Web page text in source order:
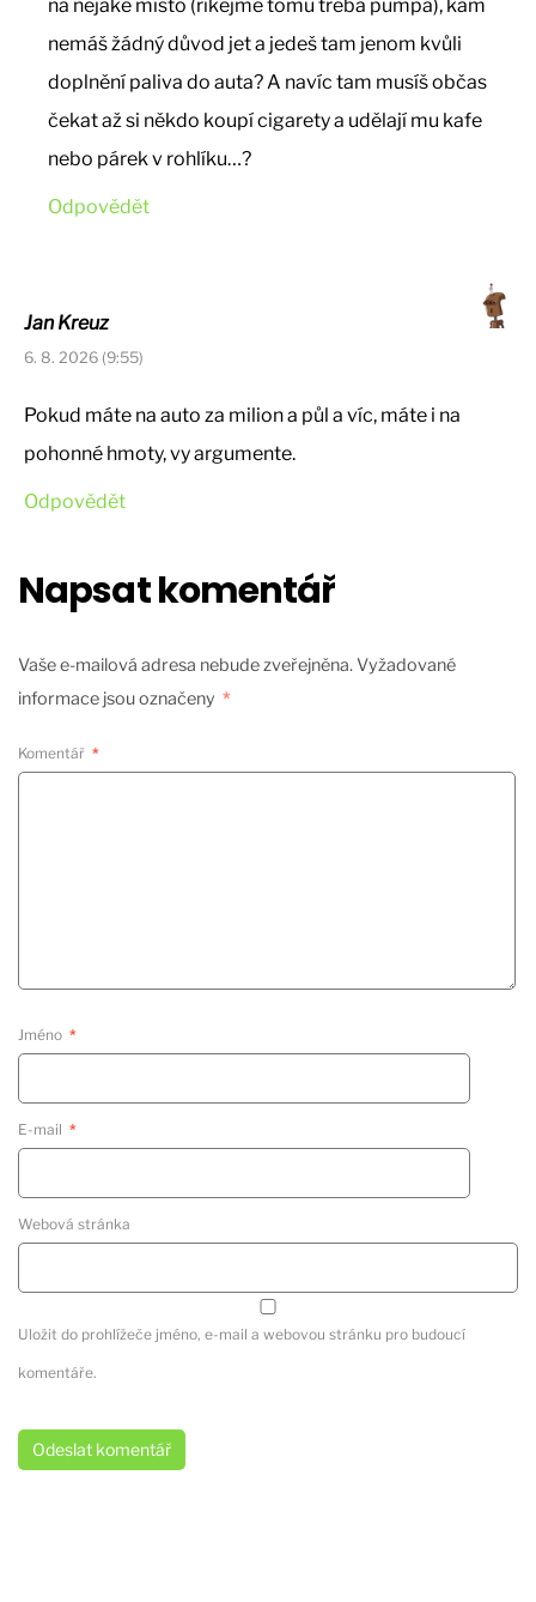
na nějaké místo (říkejme tomu třeba pumpa), kam
nemáš žádný důvod jet a jedeš tam jenom kvůli
doplnění paliva do auta? A navíc tam musíš občas
čekat až si někdo koupí cigarety a udělají mu kafe
nebo párek v rohlíku…?
Odpovědět
Jan Kreuz
6. 8. 2026 (9:55)
Pokud máte na auto za milion a půl a víc, máte i na
pohonné hmoty, vy argumente.
Odpovědět
Napsat komentář
Vaše e-mailová adresa nebude zveřejněna.Vyžadované
informace jsou označeny *
Komentář *
Jméno *
E-mail *
Webová stránka
Uložit do prohlížeče jméno, e-mail a webovou stránku pro budoucí
komentáře.